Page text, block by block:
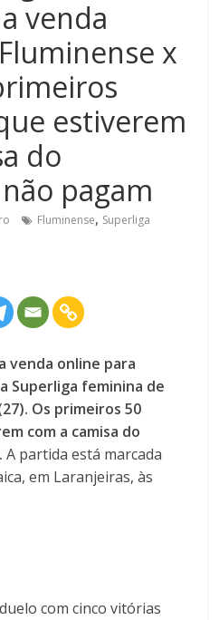
venda
x
estiverem
do
pagam
Fluminense, Superliga
venda online para
Superliga feminina de
Os primeiros 50
com a camisa do
A partida está marcada
em Laranjeiras, às
com cinco vitórias